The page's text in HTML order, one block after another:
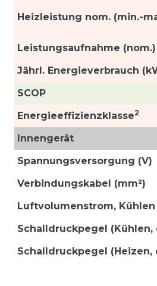
Heizleistung nom. (min.-
Leistungsaufnahme
Jährl. Energieverbrauch
SCOP
Energieeffizienzklasse2
Innengerät
Spannungsversorgung (V)
Verbindungskabel (mm²)
Luftvolumenstrom,
Schalldruckpegel (Kühlen,
Schalldruckpegel (Heizen,